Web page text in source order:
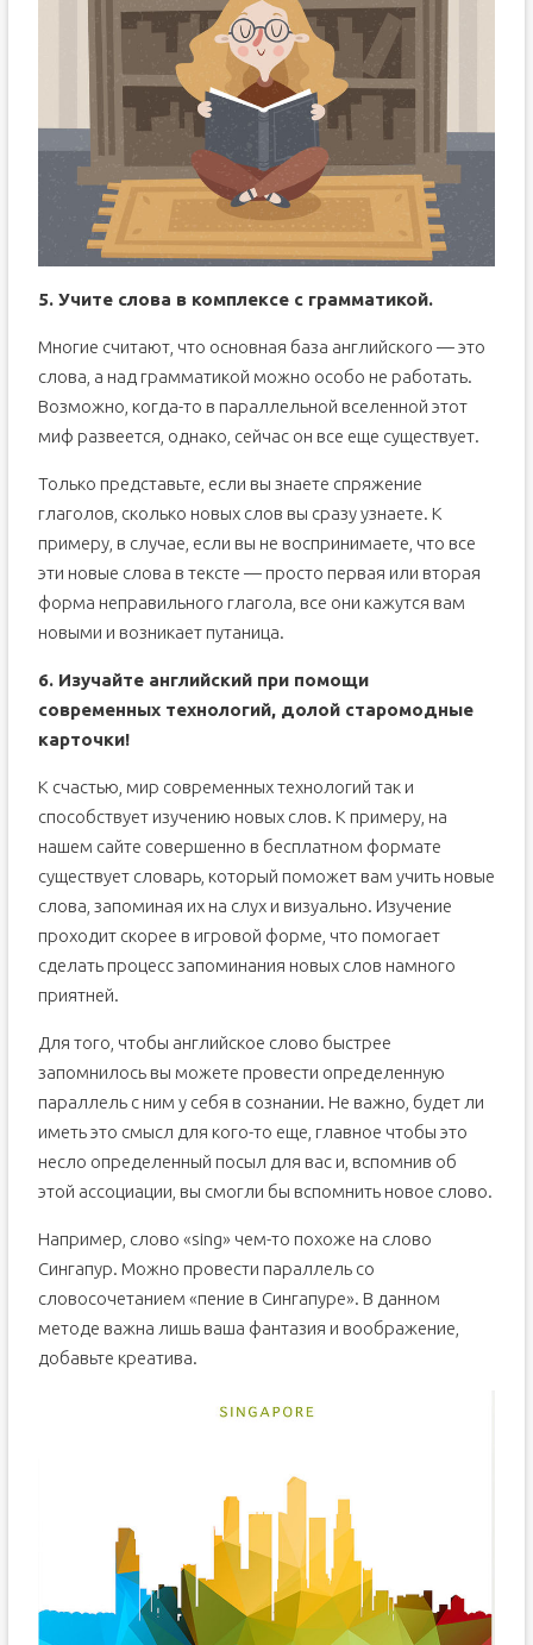
5. Учите слова в комплексе с грамматикой.
Многие считают, что основная база английского — это
слова, а над грамматикой можно особо не работать.
Возможно, когда-то в параллельной вселенной этот
миф развеется, однако, сейчас он все еще существует.
Только представьте, если вы знаете спряжение
глаголов, сколько новых слов вы сразу узнаете. К
примеру, в случае, если вы не воспринимаете, что все
эти новые слова в тексте — просто первая или вторая
форма неправильного глагола, все они кажутся вам
новыми и возникает путаница.
6. Изучайте английский при помощи
современных технологий, долой старомодные
карточки!
К счастью, мир современных технологий так и
способствует изучению новых слов. К примеру, на
нашем сайте совершенно в бесплатном формате
существует словарь, который поможет вам учить новые
слова, запоминая их на слух и визуально. Изучение
проходит скорее в игровой форме, что помогает
сделать процесс запоминания новых слов намного
приятней.
Для того, чтобы английское слово быстрее
запомнилось вы можете провести определенную
параллель с ним у себя в сознании. Не важно, будет ли
иметь это смысл для кого-то еще, главное чтобы это
несло определенный посыл для вас и, вспомнив об
этой ассоциации, вы смогли бы вспомнить новое слово.
Например, слово «sing» чем-то похоже на слово
Сингапур. Можно провести параллель со
словосочетанием «пение в Сингапуре». В данном
методе важна лишь ваша фантазия и воображение,
добавьте креатива.